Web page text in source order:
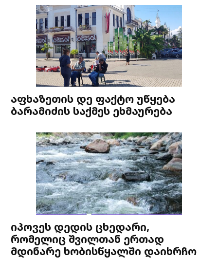
აფხაზეთის დე ფაქტო უწყება
ბარამიძის საქმეს ეხმაურება
იპოვეს დედის ცხედარი,
რომელიც შვილთან ერთად
მდინარე ხობისწყალში დაიხრჩო